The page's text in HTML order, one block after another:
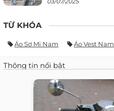
TỪ KHÓA
Áo Sơ Mi Nam Áo Vest Nam
Thông tin nổi bật